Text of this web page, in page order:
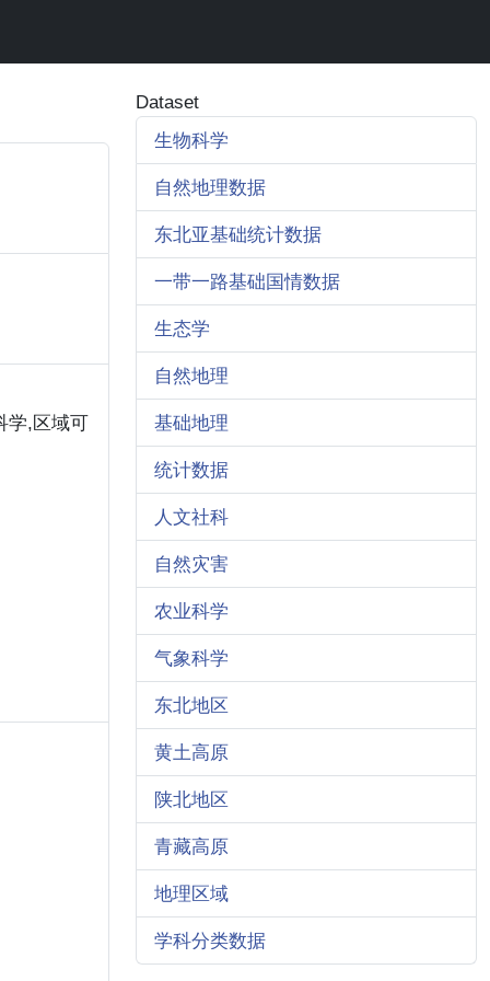
学,区域可
Dataset
生物科学
自然地理数据
东北亚基础统计数据
一带一路基础国情数据
生态学
自然地理
基础地理
统计数据
人文社科
自然灾害
农业科学
气象科学
东北地区
黄土高原
陕北地区
青藏高原
地理区域
学科分类数据